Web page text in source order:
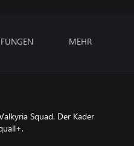
MEHR
Squad. Der Kader